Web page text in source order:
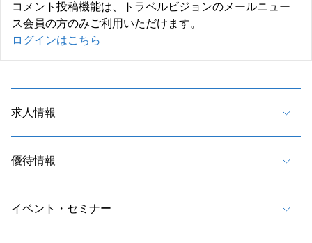
コメント投稿機能は、トラベルビジョンのメールニュー
ス会員の方のみご利用いただけます。
ログインはこちら
求人情報
優待情報
イベント・セミナー